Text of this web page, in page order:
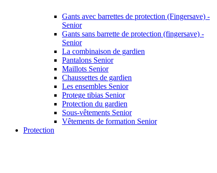
Gants avec barrettes de protection (Fingersave) -
Senior
Gants sans barrette de protection (fingersave) -
Senior
La combinaison de gardien
Pantalons Senior
Maillots Senior
Chaussettes de gardien
Les ensembles Senior
Protege tibias Senior
Protection du gardien
Sous-vêtements Senior
Vêtements de formation Senior
Protection